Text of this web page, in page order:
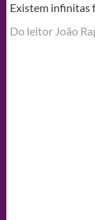
Existem infinitas
Do leitor João